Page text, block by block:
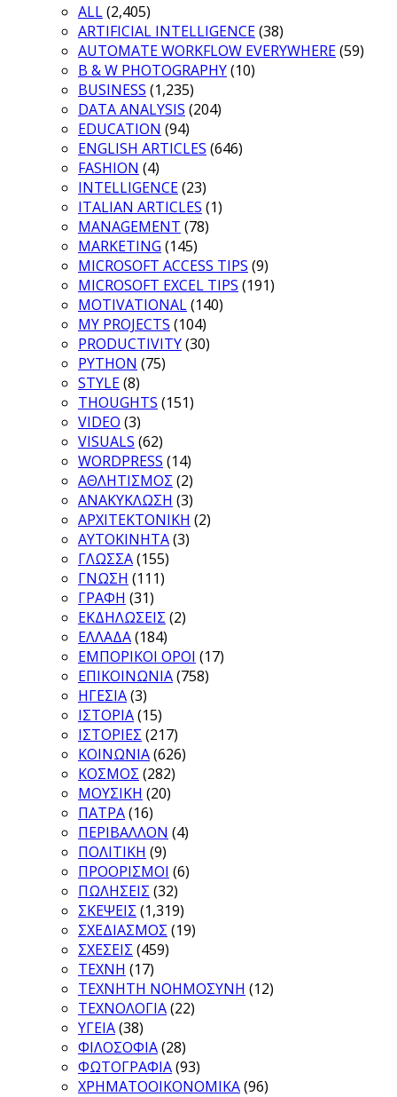
ALL(2,405)
ARTIFICIAL INTELLIGENCE(38)
AUTOMATE WORKFLOW EVERYWHERE(59)
B & W PHOTOGRAPHY(10)
BUSINESS (1,235)
DATA ANALYSIS (204)
EDUCATION (94)
ENGLISH ARTICLES (646)
FASHION (4)
INTELLIGENCE(23)
ITALIAN ARTICLES (1)
MANAGEMENT (78)
MARKETING (145)
MICROSOFT ACCESS TIPS (9)
MICROSOFT EXCEL TIPS (191)
MOTIVATIONAL(140)
MY PROJECTS (104)
PRODUCTIVITY(30)
PYTHON (75)
STYLE(8)
THOUGHTS (151)
VIDEO (3)
VISUALS (62)
WORDPRESS (14)
ΑΘΛΗΤΙΣΜΟΣ (2)
ΑΝΑΚΥΚΛΩΣΗ (3)
ΑΡΧΙΤΕΚΤΟΝΙΚΗ (2)
ΑΥΤΟΚΙΝΗΤΑ(3)
ΓΛΩΣΣΑ(155)
ΓΝΩΣΗ (111)
ΓΡΑΦΗ (31)
ΕΚΔΗΛΩΣΕΙΣ (2)
ΕΛΛΑΔΑ(184)
ΕΜΠΟΡΙΚΟΙ ΟΡΟΙ (17)
ΕΠΙΚΟΙΝΩΝΙΑ(758)
ΗΓΕΣΙΑ(3)
ΙΣΤΟΡΙΑ(15)
ΙΣΤΟΡΙΕΣ (217)
ΚΟΙΝΩΝΙΑ(626)
ΚΟΣΜΟΣ (282)
ΜΟΥΣΙΚΗ (20)
ΠΑΤΡΑ(16)
ΠΕΡΙΒΑΛΛΟΝ (4)
ΠΟΛΙΤΙΚΗ (9)
ΠΡΟΟΡΙΣΜΟΙ (6)
ΠΩΛΗΣΕΙΣ (32)
ΣΚΕΨΕΙΣ (1,319)
ΣΧΕΔΙΑΣΜΟΣ (19)
ΣΧΕΣΕΙΣ (459)
ΤΕΧΝΗ (17)
ΤΕΧΝΗΤΗ ΝΟΗΜΟΣΥΝΗ (12)
ΤΕΧΝΟΛΟΓΙΑ(22)
ΥΓΕΙΑ(38)
ΦΙΛΟΣΟΦΙΑ(28)
ΦΩΤΟΓΡΑΦΙΑ(93)
ΧΡΗΜΑΤΟΟΙΚΟΝΟΜΙΚΑ(96)